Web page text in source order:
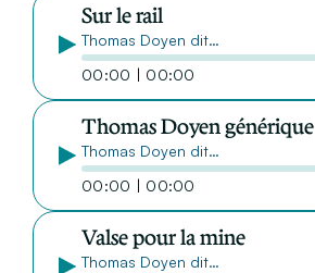
Sur le rail
Thomas Doyen dit…
00:00 | 00:00
Thomas Doyen générique
Thomas Doyen dit…
00:00 | 00:00
Valse pour la mine
Thomas Doyen dit…